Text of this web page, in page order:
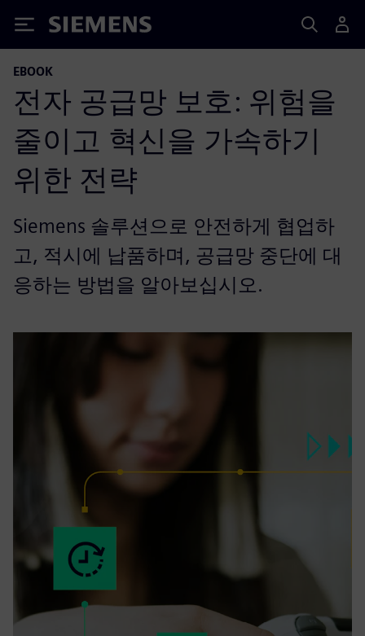
Siemens
EBOOK
전자 공급망 보호: 위험을
줄이고 혁신을 가속하기
위한 전략
Siemens 솔루션으로 안전하게 협업하
고, 적시에 납품하며, 공급망 중단에 대
응하는 방법을 알아보십시오.